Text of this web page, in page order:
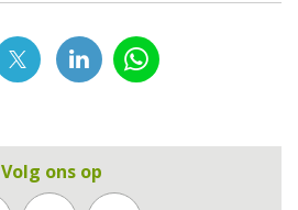
Volg ons op